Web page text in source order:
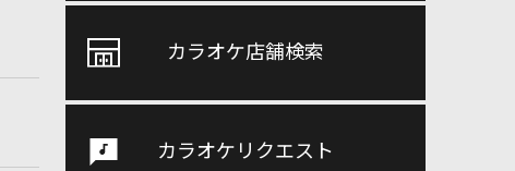
カラオケ店舗検索
カラオケリクエスト